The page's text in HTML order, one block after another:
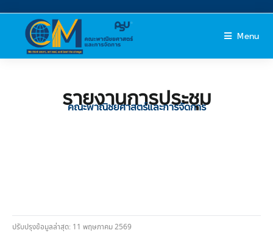
Menu
รายงานการประชุม
คณะพาณิชยศาสตร์และการจัดการ
ปรับปรุงข้อมูลล่าสุด: 11 พฤษภาคม 2569